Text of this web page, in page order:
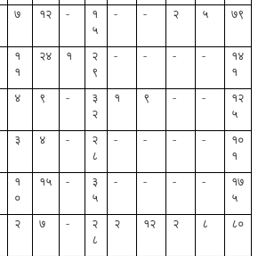
७ १२ -
१
५
- - २ ५ ७९
१
१
२४ १
२
९
- - - -
१४
१
४ ९ -
३
२
१ ९ - -
१२
५
३ ४ -
२
८
- - - -
१०
१
१
०
१५ -
३
५
- - - -
१७
५
२ ७ -
२
८
२ १२ २ ८ ८०